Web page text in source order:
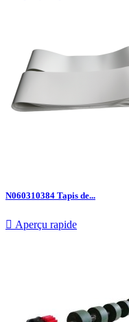
N060310384 Tapis de...
 Aperçu rapide